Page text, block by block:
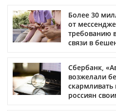
Более 30
от
требованию
связи в
Сбербанк,
возжелали
россиян